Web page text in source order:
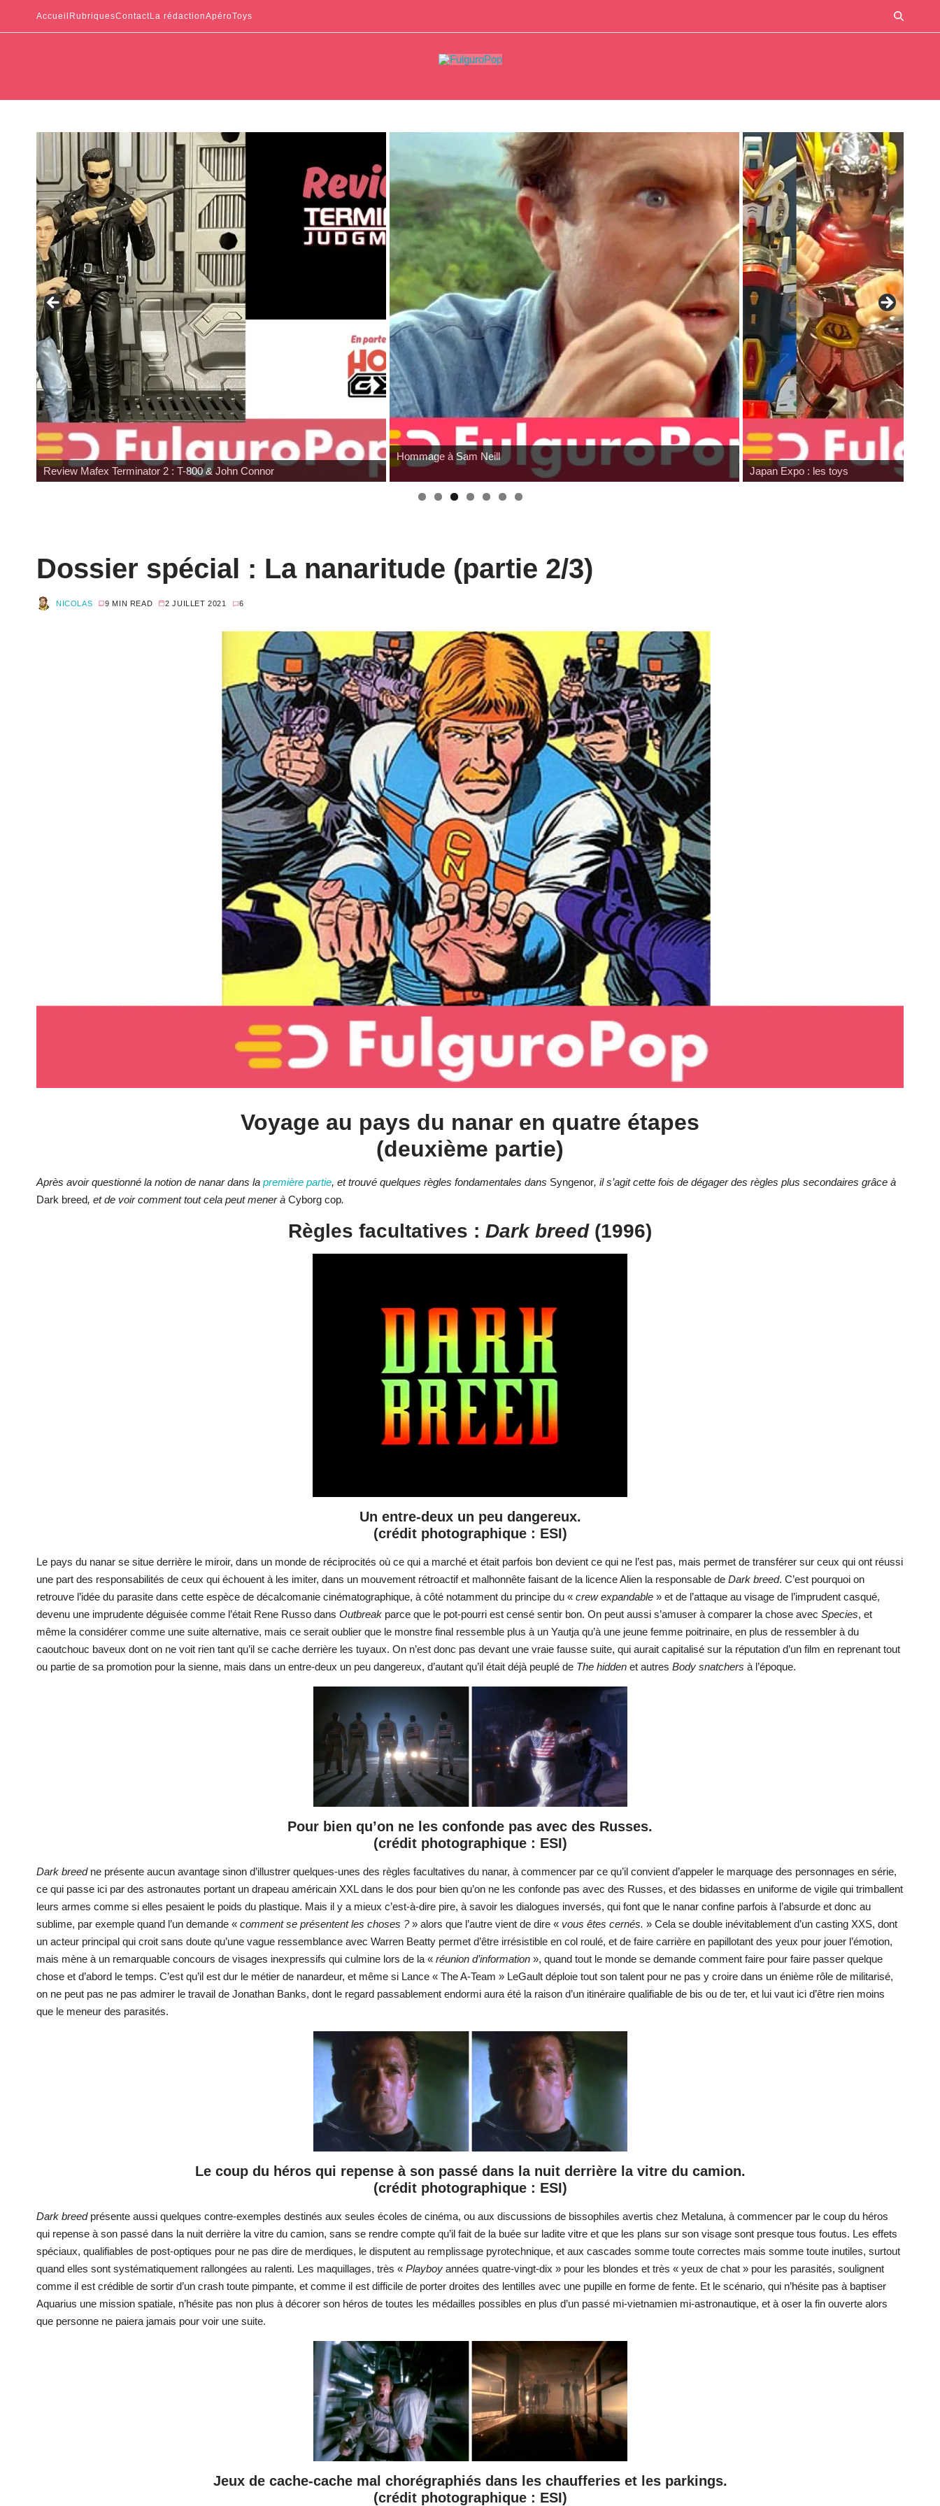
Accueil RubriquesContactLa rédactionApéroToys
Review Mafex Terminator 2 : T-800 & John Connor
Hommage à Sam Neill
Japan Expo : les toys
Dossier spécial : La nanaritude (partie 2/3)
NICOLAS 9 MIN READ 2 JUILLET 2021 6
Voyage au pays du nanar en quatre étapes
(deuxième partie)
Après avoir questionné la notion de nanar dans la première partie, et trouvé quelques règles fondamentales dans Syngenor, il s’agit cette fois de dégager des règles plus secondaires grâce à
Dark breed, et de voir comment tout cela peut mener à Cyborg cop.
Règles facultatives : Dark breed(1996)
Un entre-deux un peu dangereux.
(crédit photographique : ESI)
Le pays du nanar se situe derrière le miroir, dans un monde de réciprocités où ce qui a marché et était parfois bon devient ce qui ne l’est pas, mais permet de transférer sur ceux qui ont réussi
une part des responsabilités de ceux qui échouent à les imiter, dans un mouvement rétroactif et malhonnête faisant de la licence Alien la responsable de Dark breed. C’est pourquoi on
retrouve l’idée du parasite dans cette espèce de décalcomanie cinématographique, à côté notamment du principe du « crew expandable » et de l’attaque au visage de l’imprudent casqué,
devenu une imprudente déguisée comme l’était Rene Russo dans Outbreak parce que le pot-pourri est censé sentir bon. On peut aussi s’amuser à comparer la chose avec Species, et
même la considérer comme une suite alternative, mais ce serait oublier que le monstre final ressemble plus à un Yautja qu’à une jeune femme poitrinaire, en plus de ressembler à du
caoutchouc baveux dont on ne voit rien tant qu’il se cache derrière les tuyaux. On n’est donc pas devant une vraie fausse suite, qui aurait capitalisé sur la réputation d’un film en reprenant tout
ou partie de sa promotion pour la sienne, mais dans un entre-deux un peu dangereux, d’autant qu’il était déjà peuplé de The hidden et autres Body snatchers à l’époque.
Pour bien qu’on ne les confonde pas avec des Russes.
(crédit photographique : ESI)
Dark breedne présente aucun avantage sinon d’illustrer quelques-unes des règles facultatives du nanar, à commencer par ce qu’il convient d’appeler le marquage des personnages en série,
ce qui passe ici par des astronautes portant un drapeau américain XXL dans le dos pour bien qu’on ne les confonde pas avec des Russes, et des bidasses en uniforme de vigile qui trimballent
leurs armes comme si elles pesaient le poids du plastique. Mais il y a mieux c’est-à-dire pire, à savoir les dialogues inversés, qui font que le nanar confine parfois à l’absurde et donc au
sublime, par exemple quand l’un demande « comment se présentent les choses ?» alors que l’autre vient de dire « vous êtes cernés. » Cela se double inévitablement d’un casting XXS, dont
un acteur principal qui croit sans doute qu’une vague ressemblance avec Warren Beatty permet d’être irrésistible en col roulé, et de faire carrière en papillotant des yeux pour jouer l’émotion,
mais mène à un remarquable concours de visages inexpressifs qui culmine lors de la « réunion d’information », quand tout le monde se demande comment faire pour faire passer quelque
chose et d’abord le temps. C’est qu’il est dur le métier de nanardeur, et même si Lance « The A-Team » LeGault déploie tout son talent pour ne pas y croire dans un énième rôle de militarisé,
on ne peut pas ne pas admirer le travail de Jonathan Banks, dont le regard passablement endormi aura été la raison d’un itinéraire qualifiable de bis ou de ter, et lui vaut ici d’être rien moins
que le meneur des parasités.
Le coup du héros qui repense à son passé dans la nuit derrière la vitre du camion.
(crédit photographique : ESI)
Dark breedprésente aussi quelques contre-exemples destinés aux seules écoles de cinéma, ou aux discussions de bissophiles avertis chez Metaluna, à commencer par le coup du héros
qui repense à son passé dans la nuit derrière la vitre du camion, sans se rendre compte qu’il fait de la buée sur ladite vitre et que les plans sur son visage sont presque tous foutus. Les effets
spéciaux, qualifiables de post-optiques pour ne pas dire de merdiques, le disputent au remplissage pyrotechnique, et aux cascades somme toute correctes mais somme toute inutiles, surtout
quand elles sont systématiquement rallongées au ralenti. Les maquillages, très « Playboy années quatre-vingt-dix » pour les blondes et très « yeux de chat » pour les parasités, soulignent
comme il est crédible de sortir d’un crash toute pimpante, et comme il est difficile de porter droites des lentilles avec une pupille en forme de fente. Et le scénario, qui n’hésite pas à baptiser
Aquarius une mission spatiale, n’hésite pas non plus à décorer son héros de toutes les médailles possibles en plus d’un passé mi-vietnamien mi-astronautique, et à oser la fin ouverte alors
que personne ne paiera jamais pour voir une suite.
Jeux de cache-cache mal chorégraphiés dans les chaufferies et les parkings.
(crédit photographique : ESI)